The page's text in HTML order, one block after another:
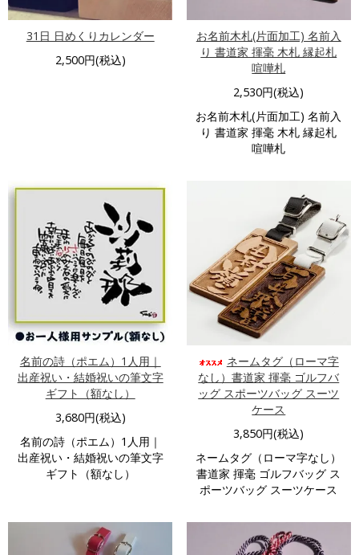
31日 日めくりカレンダー
2,500円(税込)
お名前木札(片面加工) 名前入
り 書道家 揮毫 木札 縁起札
喧嘩札
2,530円(税込)
お名前木札(片面加工) 名前入
り 書道家 揮毫 木札 縁起札
喧嘩札
名前の詩（ポエム）1人用｜
出産祝い・結婚祝いの筆文字
ギフト（額なし）
3,680円(税込)
名前の詩（ポエム）1人用｜
出産祝い・結婚祝いの筆文字
ギフト（額なし）
ネームタグ（ローマ字
なし）書道家 揮毫 ゴルフバ
ッグ スポーツバッグ スーツ
ケース
3,850円(税込)
ネームタグ（ローマ字なし）
書道家 揮毫 ゴルフバッグ ス
ポーツバッグ スーツケース